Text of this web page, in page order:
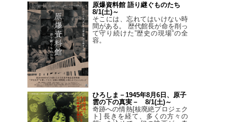
原爆資料館 語り継ぐものたち
8/1(土)～
そこには、忘れてはいけない時
間がある。 歴代館長が命を削っ
て守り続けた”歴史の現場”の全
容。
ひろしま－1945年8月6日、原子
雲の下の真実－ 8/1(土)～
奇跡への情熱[核廃絶プロジェク
ト] 長きを経て、多くの方々の